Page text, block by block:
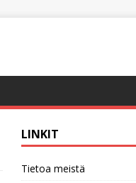
LINKIT
Tietoa meistä